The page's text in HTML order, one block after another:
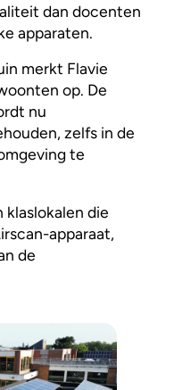
dan docenten
apparaten.
merkt Flavie
op. De
nu
zelfs in de
te
klaslokalen die
apparaat,
de